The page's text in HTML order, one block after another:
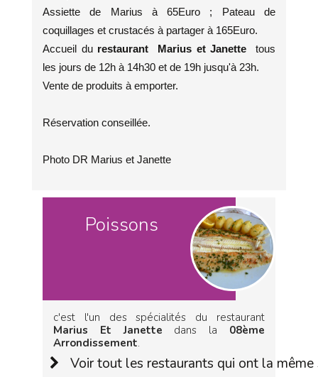
Assiette de Marius à 65Euro ; Pateau de
coquillages et crustacés à partager à 165Euro.
Accueil du restaurant Marius et Janette
tous
les jours de 12h à 14h30 et de 19h jusqu'à 23h.
Vente de produits à emporter.
Réservation conseillée.
Photo DR Marius et Janette
Poissons
c'est l'un des spécialités du restaurant
Marius Et Janette dans la 08ème
Arrondissement.
Voir tout les restaurants qui ont la même